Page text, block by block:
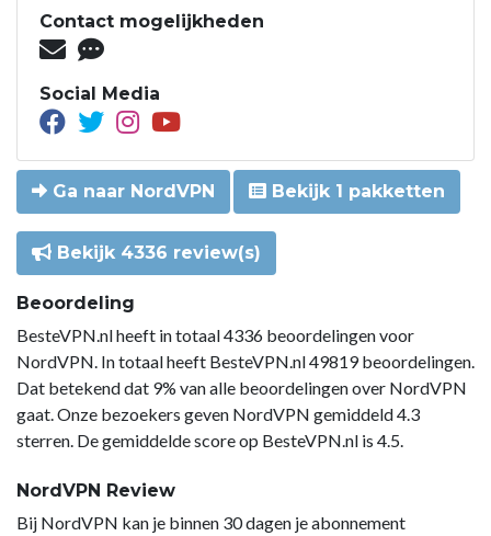
Contact mogelijkheden
Social Media
Ga naar NordVPN Bekijk 1 pakketten
Bekijk 4336 review(s)
Beoordeling
BesteVPN.nl heeft in totaal 4336 beoordelingen voor
NordVPN. In totaal heeft BesteVPN.nl 49819 beoordelingen.
Dat betekend dat 9% van alle beoordelingen over NordVPN
gaat. Onze bezoekers geven NordVPN gemiddeld 4.3
sterren. De gemiddelde score op BesteVPN.nl is 4.5.
NordVPN Review
Bij NordVPN kan je binnen 30 dagen je abonnement